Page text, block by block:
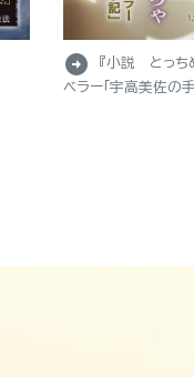
arrow_circle_right
『小説 とっち
ベラー「宇高美佐の